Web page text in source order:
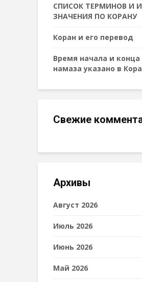
СПИСОК ТЕРМИНОВ И
ЗНАЧЕНИЯ ПО КОРАНУ
Коран и его перевод
Время начала и
намаза указано в
Свежие
Архивы
Август 2026
Июль 2026
Июнь 2026
Май 2026